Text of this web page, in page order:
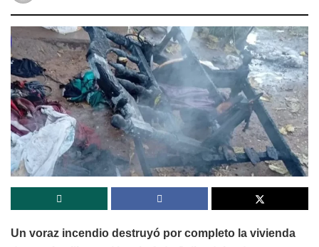
Un voraz incendio destruyó por completo la vivienda